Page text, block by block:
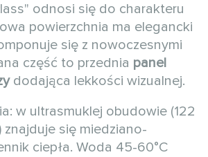
odnosi się do charakteru
powierzchnia ma elegancki
się z nowoczesnymi
część to przednia panel
dodająca lekkości wizualnej.
w ultrasmuklej obudowie (122
znajduje się miedziano-
ciepła. Woda 45-60°C